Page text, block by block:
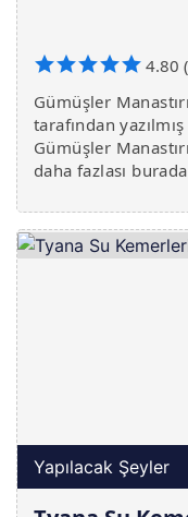
4.80
Gümüşler
tarafından
Gümüşler
daha fazlası
Yapılacak Şeyler